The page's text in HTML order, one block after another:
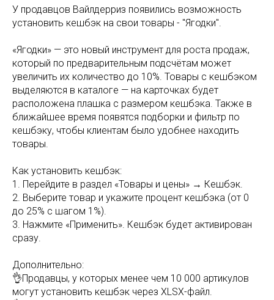
У продавцов Вайлдерриз появились возможность
установить кешбэк на свои товары - "Ягодки".
«Ягодки» — это новый инструмент для роста продаж,
который по предварительным подсчётам может
увеличить их количество до 10%. Товары с кешбэком
выделяются в каталоге — на карточках будет
расположена плашка с размером кешбэка. Также в
ближайшее время появятся подборки и фильтр по
кешбэку, чтобы клиентам было удобнее находить
товары.
Как установить кешбэк:
1. Перейдите в раздел «Товары и цены» → Кешбэк.
2. Выберите товар и укажите процент кешбэка (от 0
до 25% с шагом 1%).
3. Нажмите «Применить». Кешбэк будет активирован
сразу.
Дополнительно:
👌Продавцы, у которых менее чем 10 000 артикулов
могут установить кешбэк через XLSX-файл.